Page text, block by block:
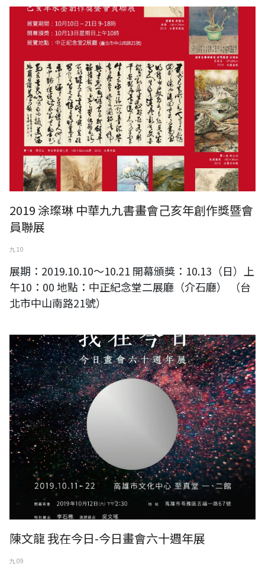
2019 中華九九書畫會己亥年創作獎暨會員聯展
2019 涂璨琳 中華九九書畫會己亥年創作獎暨會
員聯展
九 10
展期：2019.10.10～10.21 開幕頒獎：10.13（日）上
午10：00 地點：中正紀念堂二展廳（介石廳） （台
北市中山南路21號）
我在今日-今日畫會六十週年展
陳文龍 我在今日-今日畫會六十週年展
九 09